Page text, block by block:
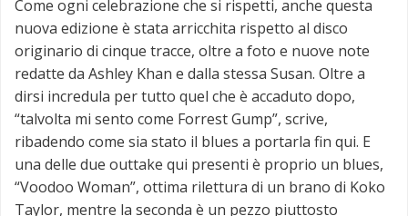
Come ogni celebrazione che si rispetti, anche questa
nuova edizione è stata arricchita rispetto al disco
originario di cinque tracce, oltre a foto e nuove note
redatte da Ashley Khan e dalla stessa Susan. Oltre a
dirsi incredula per tutto quel che è accaduto dopo,
“talvolta mi sento come Forrest Gump”, scrive,
ribadendo come sia stato il blues a portarla fin qui. E
una delle due outtake qui presenti è proprio un blues,
“Voodoo Woman”, ottima rilettura di un brano di Koko
Taylor, mentre la seconda è un pezzo piuttosto